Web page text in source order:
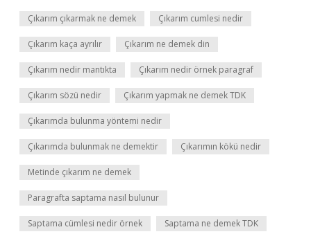
Çıkarım çıkarmak ne demek Çıkarım cumlesi nedir
Çıkarım kaça ayrılır Çıkarım ne demek din
Çıkarım nedir mantıkta Çıkarım nedir örnek paragraf
Çıkarım sözü nedir Çıkarım yapmak ne demek TDK
Çıkarımda bulunma yöntemi nedir
Çıkarımda bulunmak ne demektir Çıkarımın kökü nedir
Metinde çıkarım ne demek
Paragrafta saptama nasıl bulunur
Saptama cümlesi nedir örnek Saptama ne demek TDK